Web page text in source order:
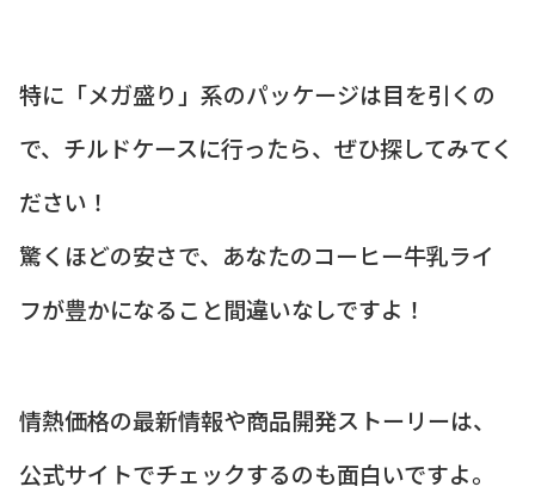
特に「メガ盛り」系のパッケージは目を引くの
で、チルドケースに行ったら、ぜひ探してみてく
ださい！
驚くほどの安さで、あなたのコーヒー牛乳ライ
フが豊かになること間違いなしですよ！
情熱価格の最新情報や商品開発ストーリーは、
公式サイトでチェックするのも面白いですよ。